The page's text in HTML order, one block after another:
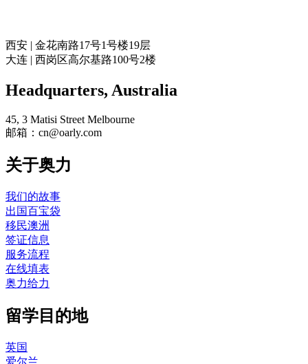
西安 | 金花南路17号1号楼19层
大连 | 西岗区高尔基路100号2楼
Headquarters​, Australia
45, 3 Matisi Street Melbourne
邮箱：cn@oarly.com
关于奥力
我们的故事
出国百宝袋
移民澳洲
签证信息
服务流程
在线填表
奥力给力
留学目的地
英国
爱尔兰